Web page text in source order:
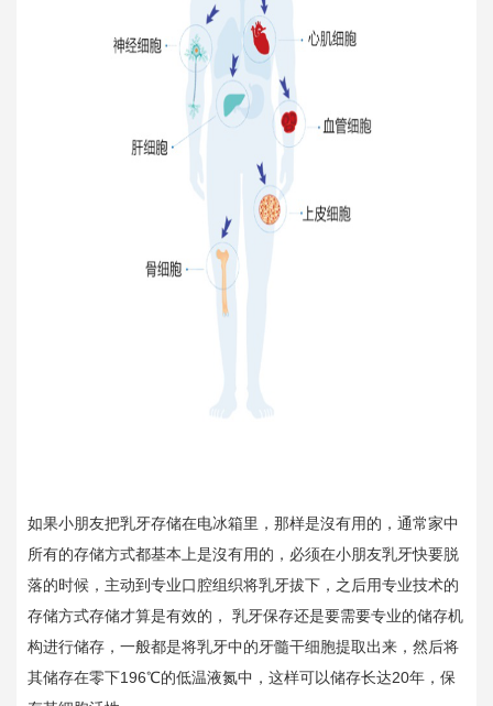
如果小朋友把乳牙存储在电冰箱里，那样是沒有用的，通常家中
所有的存储方式都基本上是沒有用的，必须在小朋友乳牙快要脱
落的时候，主动到专业口腔组织将乳牙拔下，之后用专业技术的
存储方式存储才算是有效的， 乳牙保存还是要需要专业的储存机
构进行储存，一般都是将乳牙中的牙髓干细胞提取出来，然后将
其储存在零下196℃的低温液氮中，这样可以储存长达20年，保